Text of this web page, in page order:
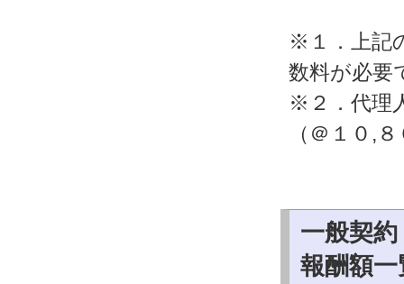
※１．上記
数料が必要
※２．代理
（＠１０,
一般契
報酬額一